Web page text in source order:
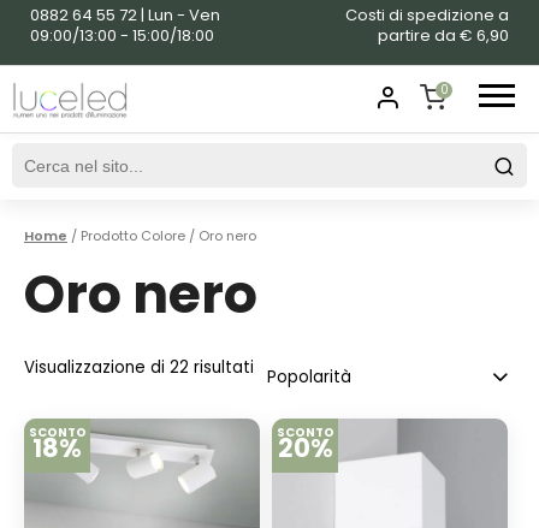
0882 64 55 72 | Lun - Ven
09:00/13:00 - 15:00/18:00
Costi di spedizione a
partire da € 6,90
0
SHOPPING
Home / Prodotto Colore / Oro nero
Oro nero
Visualizzazione di 22 risultati
SCONTO
18% SCONTO
20%